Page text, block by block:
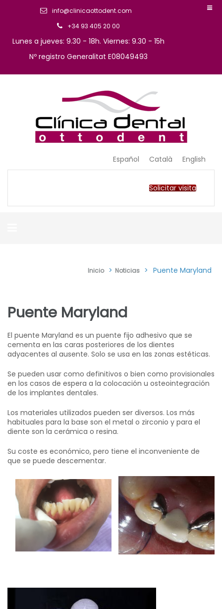
info@clinicaottodent.com
+34 93 405 20 00
Lunes a jueves: 9.30 - 18h. Viernes: 9.30 - 15h
Nº registro Generalitat E08049493
Clinica OttodentEspañol Català English
Solicitar visita
Inicio > Noticias > Puente Maryland
Puente Maryland
El puente Maryland es un puente fijo adhesivo que se
cementa en las caras posteriores de los dientes
adyacentes al ausente. Solo se usa en las zonas estéticas.
Se pueden usar como definitivos o bien como provisionales
en los casos de espera a la colocación u osteointegración
de los implantes dentales.
Los materiales utilizados pueden ser diversos. Los más
habituales para la base son el metal o zirconio y para el
diente son la cerámica o resina.
Su coste es económico, pero tiene el inconveniente de
que se puede descementar.